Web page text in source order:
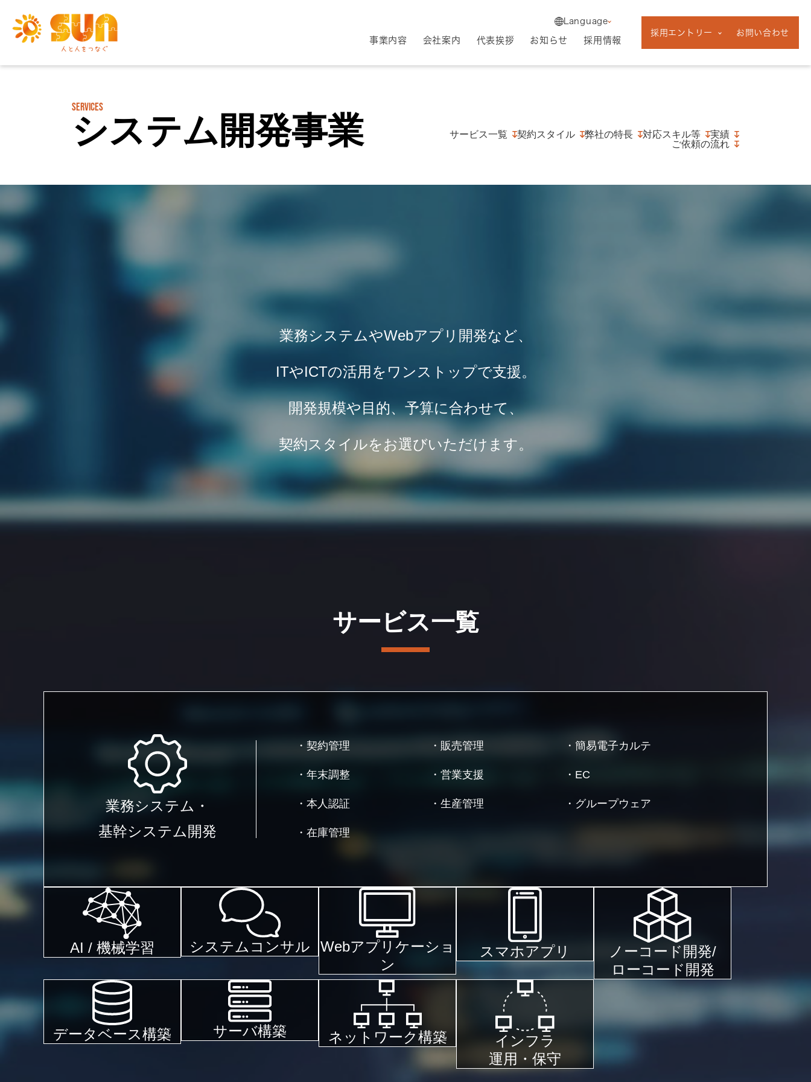
Language
English
事業内容 会社案内 代表挨拶 お知らせ 採用情報
採用エントリー
新卒採用
フリーランス採
お問い合わせ
SERVICES
システム開発事業 サービス一覧 契約スタイル 弊社の特長 対応スキル等
実績
ご依頼の流れ
業務システムやWebアプリ開発など、
ITやICTの活用をワンストップで支援。
開発規模や目的、予算に合わせて、
契約スタイルをお選びいただけます。
サービス一覧
業務システム・
基幹システム開発
・契約管理 ・販売管理 ・簡易電子カルテ
・年末調整 ・営業支援 ・EC
・本人認証 ・生産管理 ・グループウェア
・在庫管理
AI / 機械学習 システムコンサル
Webアプリケーショ
ン
スマホアプリ
ノーコード開発/
ローコード開発
データベース構築 サーバ構築 ネットワーク構築
インフラ
運用・保守